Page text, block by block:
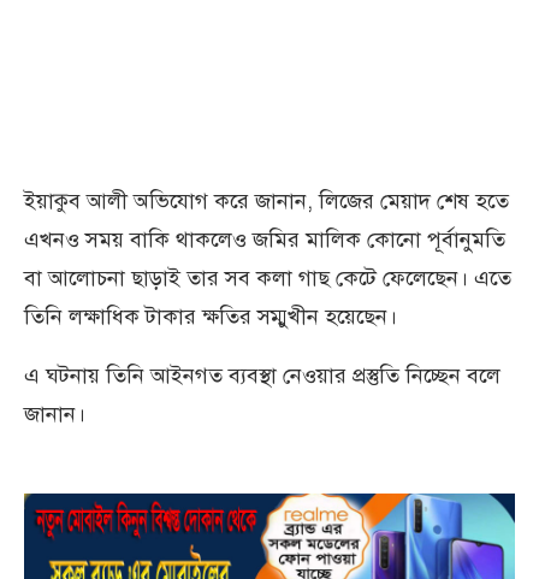
ইয়াকুব আলী অভিযোগ করে জানান, লিজের মেয়াদ শেষ হতে
এখনও সময় বাকি থাকলেও জমির মালিক কোনো পূর্বানুমতি
বা আলোচনা ছাড়াই তার সব কলা গাছ কেটে ফেলেছেন। এতে
তিনি লক্ষাধিক টাকার ক্ষতির সম্মুখীন হয়েছেন।
এ ঘটনায় তিনি আইনগত ব্যবস্থা নেওয়ার প্রস্তুতি নিচ্ছেন বলে
জানান।